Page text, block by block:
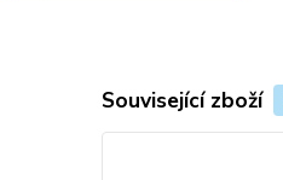
Související zboží